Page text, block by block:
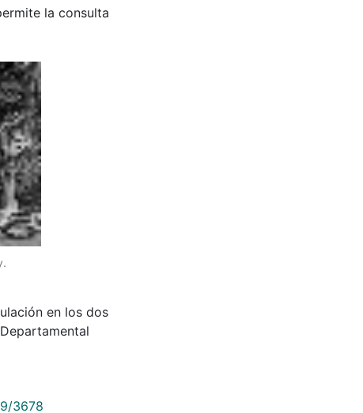
la consulta
en los dos
3678